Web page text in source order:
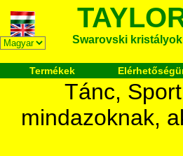
Swarovski
Termékek
Tánc,
mindazoknak,